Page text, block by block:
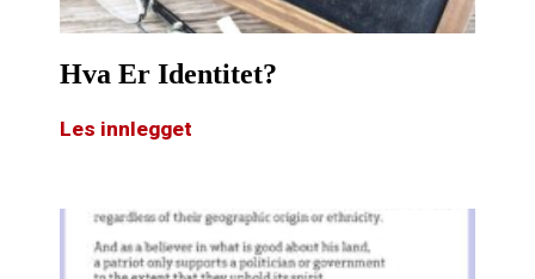
Hva Er Identitet?
Les innlegget